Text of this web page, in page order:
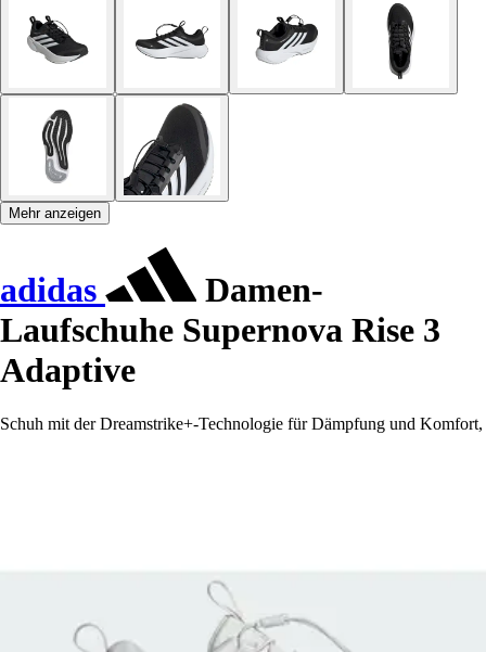
Mehr anzeigen
adidas
Damen-
Laufschuhe Supernova Rise 3
Adaptive
Schuh mit der Dreamstrike+-Technologie für Dämpfung und Komfort,